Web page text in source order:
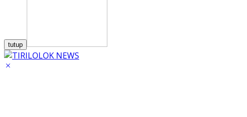
tutup